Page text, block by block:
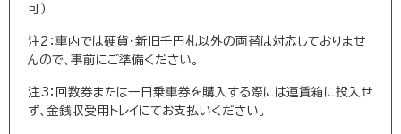
可）
注2：車内では硬貨・新旧千円札以外の両替は対応しておりませ
んので、事前にご準備ください。
注3：回数券または一日乗車券を購入する際には運賃箱に投入せ
ず、金銭収受用トレイにてお支払いください。